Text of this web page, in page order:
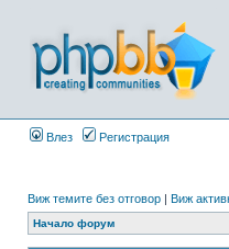
Влез Регистрация
Виж темите без отговор | Виж
Начало форум